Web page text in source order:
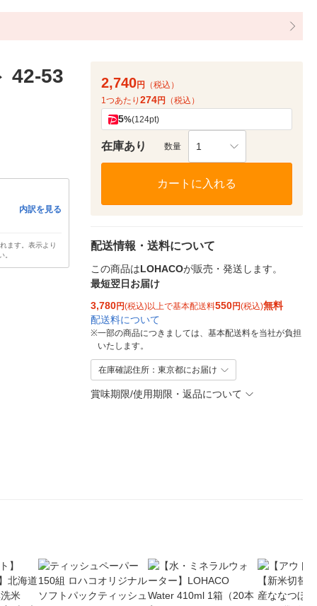
42-53
内訳を見る
ます。表示より
。
2,740円
（税込）
1つあたり 274円 （税込）
5%(124pt)
在庫あり 数量 1
カートに入れる
配送情報・送料について
この商品はLOHACOが販売・発送します。
最短翌日お届け
3,780円(税込)以上で基本配送料550円(税込)無料
配送料について
※一部の商品につきましては、基本配送料を当社が負担
いたします。
在庫確認住所：東京都にお届け
賞味期限/使用期限・返品について